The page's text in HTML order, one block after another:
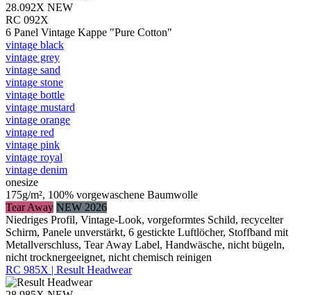
28.092X NEW
RC 092X
6 Panel Vintage Kappe "Pure Cotton"
vintage black
vintage grey
vintage sand
vintage stone
vintage bottle
vintage mustard
vintage orange
vintage red
vintage pink
vintage royal
vintage denim
onesize
175g/m², 100% vorgewaschene Baumwolle
Tear Away NEW 2026
Niedriges Profil, Vintage-Look, vorgeformtes Schild, recycelter
Schirm, Panele unverstärkt, 6 gestickte Luftlöcher, Stoffband mit
Metallverschluss, Tear Away Label, Handwäsche, nicht bügeln,
nicht trocknergeeignet, nicht chemisch reinigen
RC 985X | Result Headwear